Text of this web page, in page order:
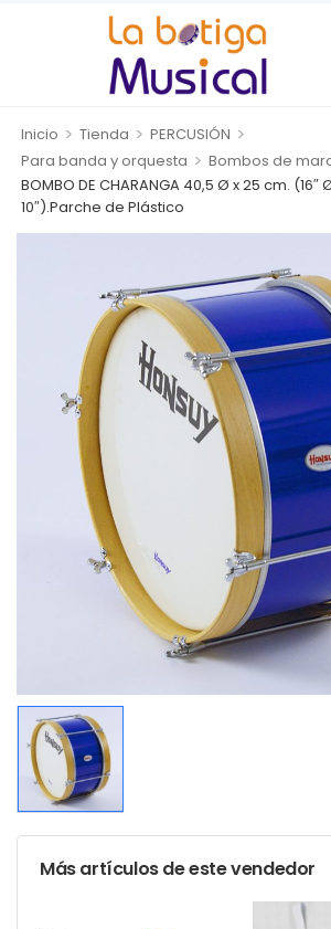
Inicio > Tienda > PERCUSIÓN >
Para banda y orquesta > Bombos de
BOMBO DE CHARANGA 40,5 Ø x 25 cm. (16″
10″).Parche de Plástico
Más artículos de este vendedor